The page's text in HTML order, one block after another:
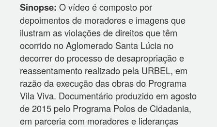
Sinopse: O vídeo é composto por
depoimentos de moradores e imagens que
ilustram as violações de direitos que têm
ocorrido no Aglomerado Santa Lúcia no
decorrer do processo de desapropriação e
reassentamento realizado pela URBEL, em
razão da execução das obras do Programa
Vila Viva. Documentário produzido em agosto
de 2015 pelo Programa Polos de Cidadania,
em parceria com moradores e lideranças